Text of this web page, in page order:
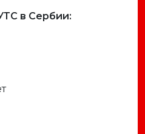
в Сербии: